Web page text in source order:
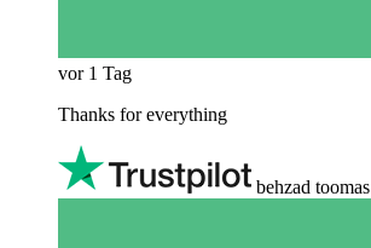
vor 1 Tag
Thanks for everything
behzad toomas